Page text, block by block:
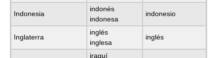
Indonesia
indonés
indonesa
indonesio
Inglaterra
inglés
inglesa
inglés
iraquí